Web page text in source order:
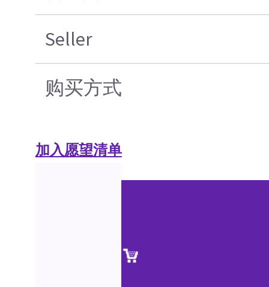
Seller
购买方式
加入愿望清单